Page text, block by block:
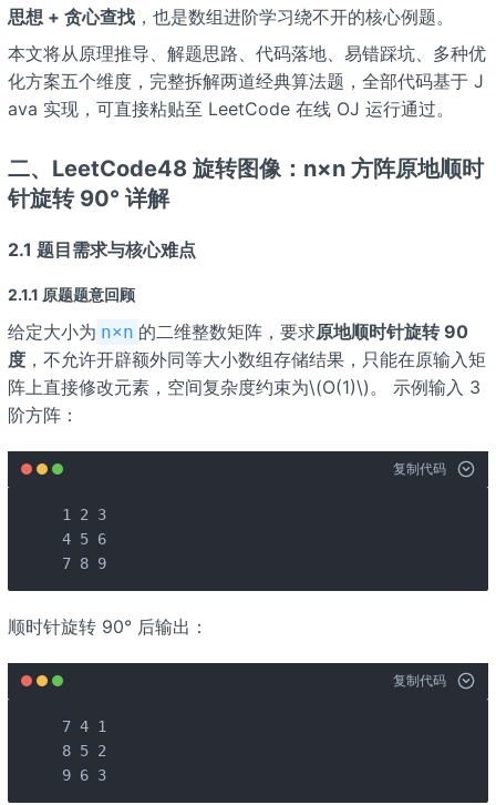
思想 + 贪心查找，也是数组进阶学习绕不开的核心例题。
本文将从原理推导、解题思路、代码落地、易错踩坑、多种优
化方案五个维度，完整拆解两道经典算法题，全部代码基于 J
ava 实现，可直接粘贴至 LeetCode 在线 OJ 运行通过。
二、LeetCode48 旋转图像：n×n 方阵原地顺时
针旋转 90° 详解
2.1 题目需求与核心难点
2.1.1 原题题意回顾
给定大小为 n×n 的二维整数矩阵，要求原地顺时针旋转 90
度，不允许开辟额外同等大小数组存储结果，只能在原输入矩
阵上直接修改元素，空间复杂度约束为\(O(1)\)。 示例输入 3
阶方阵：
复制代码
1 2 3
4 5 6
7 8 9
顺时针旋转 90° 后输出：
复制代码
7 4 1
8 5 2
9 6 3